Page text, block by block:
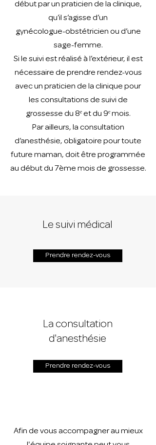
début par un praticien de la clinique,
qu’il s’agisse d’un
gynécologue-obstétricien ou d’une
sage-femme.
Si le suivi est réalisé à l’extérieur, il est
nécessaire de prendre rendez-vous
avec un praticien de la clinique pour
les consultations de suivi de
grossesse du 8ᵉ et du 9ᵉ mois.
Par ailleurs, la consultation
d’anesthésie, obligatoire pour toute
future maman, doit être programmée
au début du 7ème mois de grossesse.
Le suivi médical
Prendre rendez-vous
La consultation
d'anesthésie
Prendre rendez-vous
Afin de vous accompagner au mieux